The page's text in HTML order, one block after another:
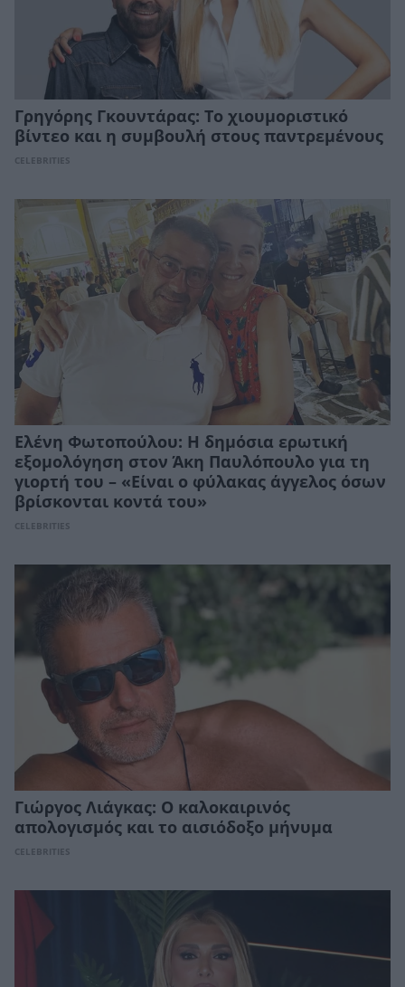
Γρηγόρης Γκουντάρας: Το χιουμοριστικό
βίντεο και η συμβουλή στους παντρεμένους
CELEBRITIES
Ελένη Φωτοπούλου: Η δημόσια ερωτική
εξομολόγηση στον Άκη Παυλόπουλο για τη
γιορτή του – «Είναι ο φύλακας άγγελος όσων
βρίσκονται κοντά του»
CELEBRITIES
Γιώργος Λιάγκας: Ο καλοκαιρινός
απολογισμός και το αισιόδοξο μήνυμα
CELEBRITIES